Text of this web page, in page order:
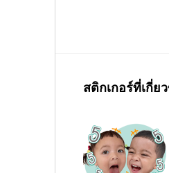
สติกเกอร์ที่เกี่ย